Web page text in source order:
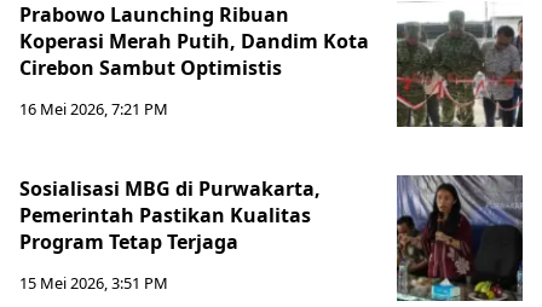
Prabowo Launching Ribuan
Koperasi Merah Putih, Dandim Kota
Cirebon Sambut Optimistis
16 Mei 2026, 7:21 PM
Sosialisasi MBG di Purwakarta,
Pemerintah Pastikan Kualitas
Program Tetap Terjaga
15 Mei 2026, 3:51 PM